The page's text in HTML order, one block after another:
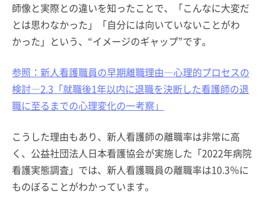
師像と実際との違いを知ったことで、「こんなに大変だ
とは思わなかった」「自分には向いていないことがわ
かった」という、“イメージのギャップ”です。
参照：新人看護職員の早期離職理由―心理的プロセスの
検討―2.3「就職後1年以内に退職を決断した看護師の退
職に至るまでの心理変化の一考察」
こうした理由もあり、新人看護師の離職率は非常に高
く、公益社団法人日本看護協会が実施した「2022年病院
看護実態調査」では、新人看護職員の離職率は10.3％に
ものぼることがわかっています。